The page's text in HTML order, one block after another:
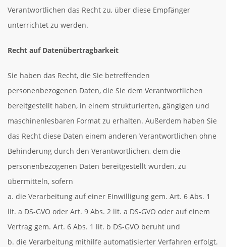
Verantwortlichen das Recht zu, über diese Empfänger
unterrichtet zu werden.
Recht auf Datenübertragbarkeit
Sie haben das Recht, die Sie betreffenden
personenbezogenen Daten, die Sie dem Verantwortlichen
bereitgestellt haben, in einem strukturierten, gängigen und
maschinenlesbaren Format zu erhalten. Außerdem haben Sie
das Recht diese Daten einem anderen Verantwortlichen ohne
Behinderung durch den Verantwortlichen, dem die
personenbezogenen Daten bereitgestellt wurden, zu
übermitteln, sofern
a. die Verarbeitung auf einer Einwilligung gem. Art. 6 Abs. 1
lit. a DS-GVO oder Art. 9 Abs. 2 lit. a DS-GVO oder auf einem
Vertrag gem. Art. 6 Abs. 1 lit. b DS-GVO beruht und
b. die Verarbeitung mithilfe automatisierter Verfahren erfolgt.